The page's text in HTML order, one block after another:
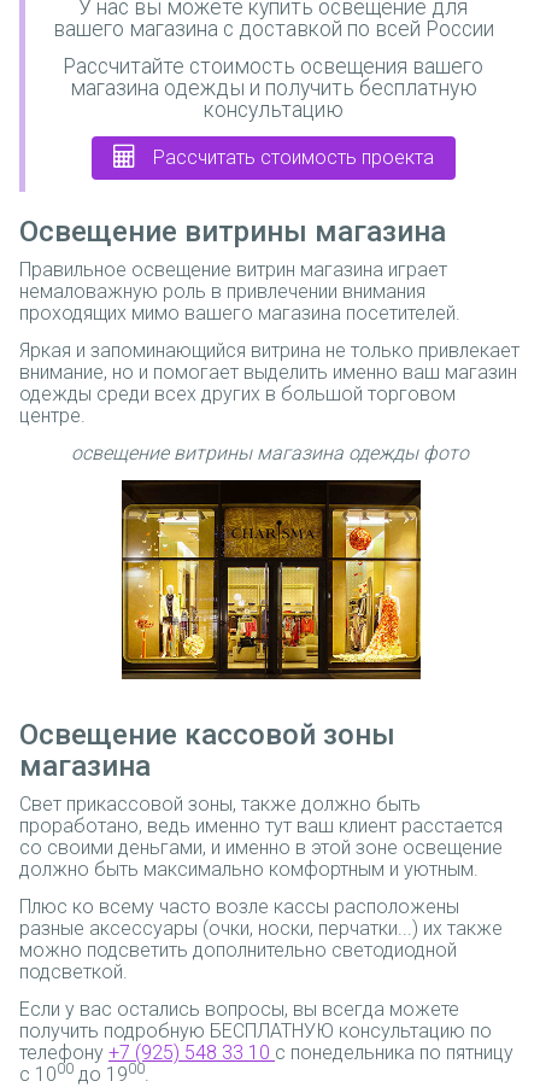
У нас вы можете купить освещение для
вашего магазина с доставкой по всей России
Рассчитайте стоимость освещения вашего
магазина одежды и получить бесплатную
консультацию
Рассчитать стоимость проекта
Освещение витрины магазина
Правильное освещение витрин магазина играет
немаловажную роль в привлечении внимания
проходящих мимо вашего магазина посетителей.
Яркая и запоминающийся витрина не только привлекает
внимание, но и помогает выделить именно ваш магазин
одежды среди всех других в большой торговом
центре.
освещение витрины магазина одежды фото
Освещение кассовой зоны
магазина
Свет прикассовой зоны, также должно быть
проработано, ведь именно тут ваш клиент расстается
со своими деньгами, и именно в этой зоне освещение
должно быть максимально комфортным и уютным.
Плюс ко всему часто возле кассы расположены
разные аксессуары (очки, носки, перчатки...) их также
можно подсветить дополнительно светодиодной
подсветкой.
Если у вас остались вопросы, вы всегда можете
получить подробную БЕСПЛАТНУЮ консультацию по
телефону +7 (925) 548 33 10 с понедельника по пятницу
с 1000 до 1900